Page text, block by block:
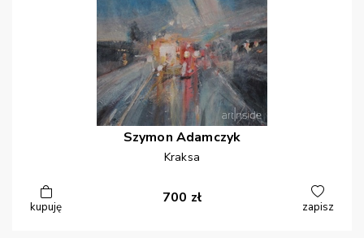
Szymon Adamczyk
Kraksa
kupuję
700 zł
zapisz